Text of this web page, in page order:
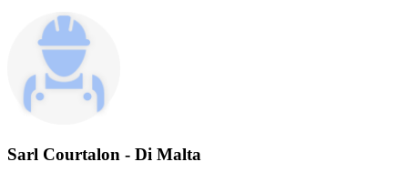
Sarl Courtalon - Di Malta